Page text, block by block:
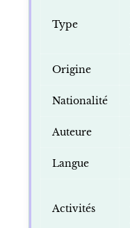
Type
Origine
Nationalité
Auteure
Langue
Activités